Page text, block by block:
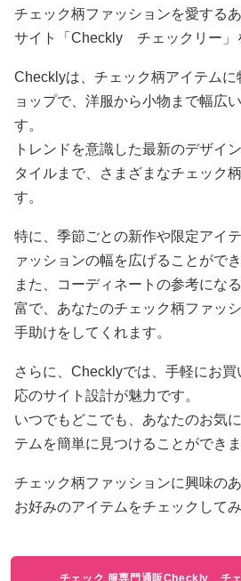
チェック柄ファッションを愛する
サイト「Checkly チェックリー」
Checklyは、チェック柄アイテム
ョップで、洋服から小物まで幅広
す。
トレンドを意識した最新のデザイ
タイルまで、さまざまなチェック
す。
特に、季節ごとの新作や限定アイ
ァッションの幅を広げることができ
また、コーディネートの参考にな
富で、あなたのチェック柄ファッ
手助けをしてくれます。
さらに、Checklyでは、手軽にお
応のサイト設計が魅力です。
いつでもどこでも、あなたのお気
テムを簡単に見つけることができま
チェック柄ファッションに興味の
お好みのアイテムをチェックしてみ
チェック 服専門通販Checkly チ